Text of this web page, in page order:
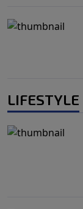
LIFESTYLE